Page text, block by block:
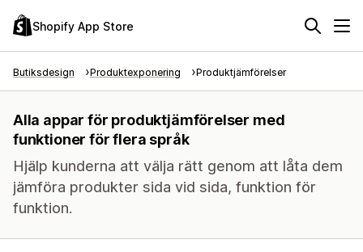
Shopify App Store
Butiksdesign Produktexponering Produktjämförelser
Alla appar för produktjämförelser med
funktioner för flera språk
Hjälp kunderna att välja rätt genom att låta dem
jämföra produkter sida vid sida, funktion för
funktion.